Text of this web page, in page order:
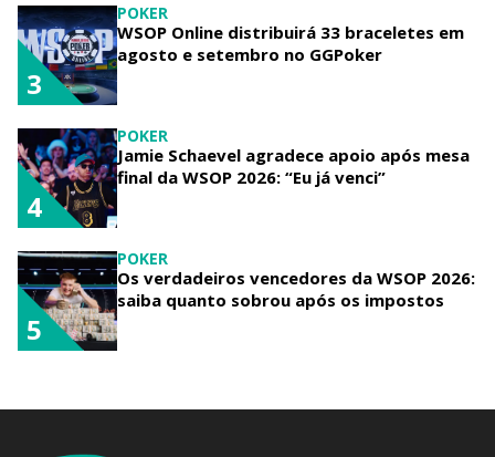
POKER
WSOP Online distribuirá 33 braceletes em
agosto e setembro no GGPoker
3
POKER
Jamie Schaevel agradece apoio após mesa
final da WSOP 2026: “Eu já venci”
4
POKER
Os verdadeiros vencedores da WSOP 2026:
saiba quanto sobrou após os impostos
5